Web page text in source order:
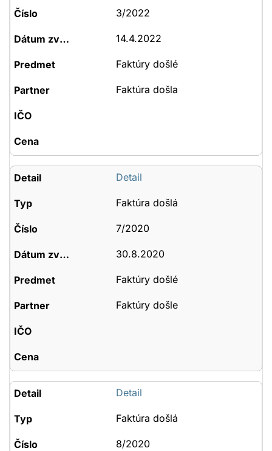
3/2022
14.4.2022
Faktúry došlé
Faktúra došla
Detail
Faktúra došlá
7/2020
30.8.2020
Faktúry došlé
Faktúry došle
Detail
Faktúra došlá
8/2020